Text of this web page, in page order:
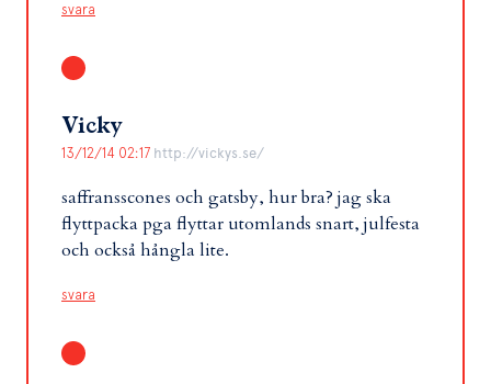
svara
Vicky
13/12/14 02:17 http://vickys.se/
saffransscones och gatsby, hur bra? jag ska
flyttpacka pga flyttar utomlands snart, julfesta
och också hångla lite.
svara